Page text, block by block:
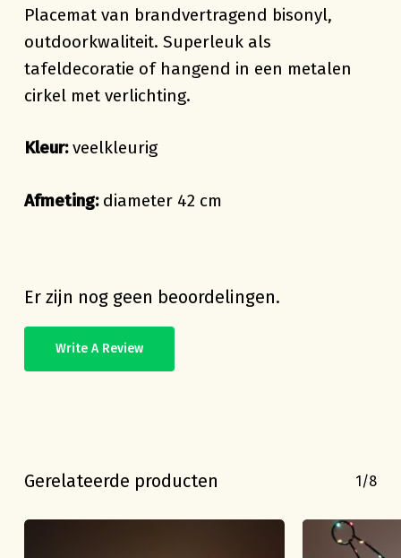
winkelwagen.
Placemat van brandvertragend bisonyl,
outdoorkwaliteit. Superleuk als
tafeldecoratie of hangend in een metalen
cirkel met verlichting.
Kleur:veelkleurig
Afmeting:diameter 42 cm
Er zijn nog geen beoordelingen.
Write A Review
Gerelateerde producten 1/8